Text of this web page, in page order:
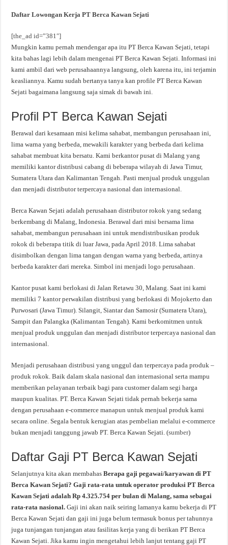
Daftar Lowongan Kerja PT Berca Kawan Sejati
[the_ad id=”381″]
Mungkin kamu pernah mendengar apa itu PT Berca Kawan Sejati, tetapi
kita bahas lagi lebih dalam mengenai PT Berca Kawan Sejati. Informasi ini
kami ambil dari web perusahaannya langsung, oleh karena itu, ini terjamin
keasliannya. Kamu sudah bertanya tanya kan profile PT Berca Kawan
Sejati bagaimana langsung saja simak di bawah ini.
Profil PT Berca Kawan Sejati
Berawal dari kesamaan misi kelima sahabat, membangun perusahaan ini,
lima warna yang berbeda, mewakili karakter yang berbeda dari kelima
sahabat membuat kita bersatu. Kami berkantor pusat di Malang yang
memiliki kantor distribusi cabang di beberapa wilayah di Jawa Timur,
Sumatera Utara dan Kalimantan Tengah. Pasti menjual produk unggulan
dan menjadi distributor terpercaya nasional dan internasional.
Berca Kawan Sejati adalah perusahaan distributor rokok yang sedang
berkembang di Malang, Indonesia. Berawal dari misi bersama lima
sahabat, membangun perusahaan ini untuk mendistribusikan produk
rokok di beberapa titik di luar Jawa, pada April 2018. Lima sahabat
disimbolkan dengan lima tangan dengan warna yang berbeda, artinya
berbeda karakter dari mereka. Simbol ini menjadi logo perusahaan.
Kantor pusat kami berlokasi di Jalan Retawu 30, Malang. Saat ini kami
memiliki 7 kantor perwakilan distribusi yang berlokasi di Mojokerto dan
Purwosari (Jawa Timur). Silangit, Siantar dan Samosir (Sumatera Utara),
Sampit dan Palangka (Kalimantan Tengah). Kami berkomitmen untuk
menjual produk unggulan dan menjadi distributor terpercaya nasional dan
internasional.
Menjadi perusahaan distribusi yang unggul dan terpercaya pada produk –
produk rokok. Baik dalam skala nasional dan internasional serta mampu
memberikan pelayanan terbaik bagi para customer dalam segi harga
maupun kualitas. PT. Berca Kawan Sejati tidak pernah bekerja sama
dengan perusahaan e-commerce manapun untuk menjual produk kami
secara online. Segala bentuk kerugian atas pembelian melalui e-commerce
bukan menjadi tanggung jawab PT. Berca Kawan Sejati. (sumber)
Daftar Gaji PT Berca Kawan Sejati
Selanjutnya kita akan membahasBerapa gaji pegawai/karyawan di PT
Berca Kawan Sejati? Gaji rata-rata untuk operator produksi PT Berca
Kawan Sejati adalah Rp 4.325.754 per bulan di Malang, sama sebagai
rata-rata nasional.Gaji ini akan naik seiring lamanya kamu bekerja di PT
Berca Kawan Sejati dan gaji ini juga belum termasuk bonus per tahunnya
juga tunjangan tunjangan atau fasilitas kerja yang di berikan PT Berca
Kawan Sejati. Jika kamu ingin mengetahui lebih lanjut tentang gaji PT